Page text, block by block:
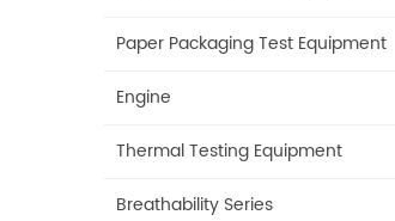
Paper Packaging Test Equipment
Engine
Thermal Testing Equipment
Breathability Series